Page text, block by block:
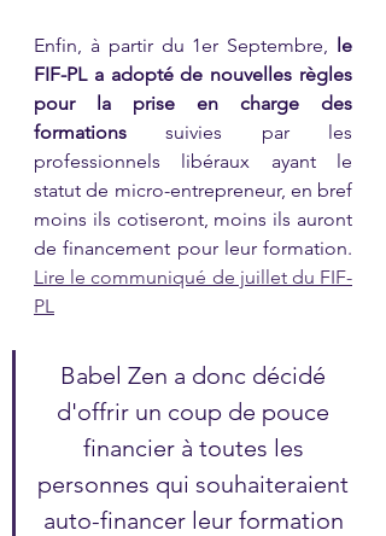
Enfin, à partir du 1er Septembre, le
FIF-PL a adopté de nouvelles règles
pour la prise en charge des
formations suivies par les
professionnels libéraux ayant le
statut de micro-entrepreneur, en bref
moins ils cotiseront, moins ils auront
Lire le communiqué de juillet du FIF-
PL
Babel Zen a donc décidé
d'offrir un coup de pouce
financier à toutes les
personnes qui souhaiteraient
auto-financer leur formation